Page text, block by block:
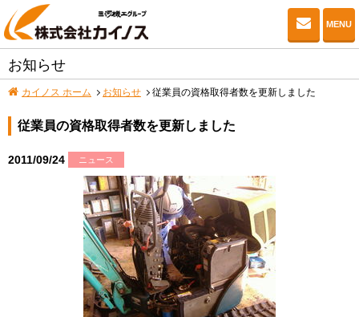
お問
MENU
お知らせ
カイノス ホーム お知らせ 従業員の資格取得者数を更新しました
従業員の資格取得者数を更新しました
2011/09/24 ニュース